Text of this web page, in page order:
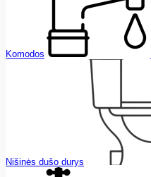
Komodos
Nišinės dušo durys